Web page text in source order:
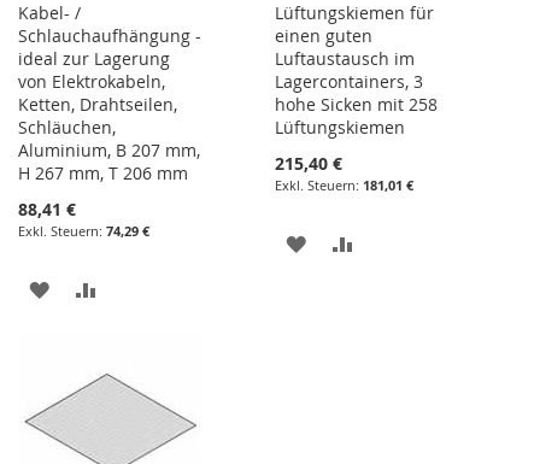
Kabel- /
Schlauchaufhängung -
ideal zur Lagerung
von Elektrokabeln,
Ketten, Drahtseilen,
Schläuchen,
Aluminium, B 207 mm,
H 267 mm, T 206 mm
88,41 €
74,29 €
ZUR
HINZUFÜGEN
HINZUFÜGEN
Lüftungskiemen für
einen guten
Luftaustausch im
Lagercontainers, 3
hohe Sicken mit 258
Lüftungskiemen
215,40 €
181,01 €
ZUR